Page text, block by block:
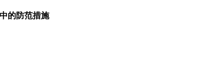
的防范措施